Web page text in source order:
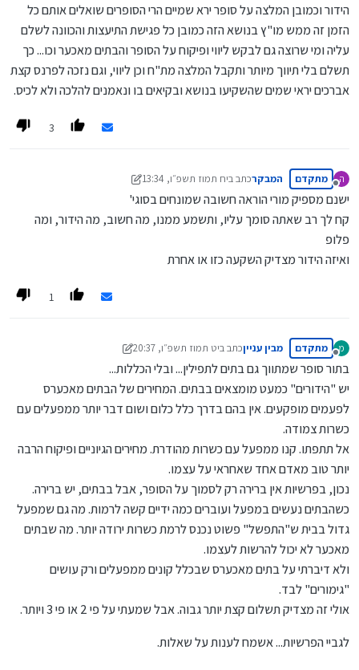
הידור וכמובן המלצה על סופר ירא שמיים הרי הסופרים שואלים אותם כל
הזמן זה ממש מו"ץ בנושא הזה כמובן כל פגישת התיעצות והכוונה לשלם
עליה ומי שרוצה גם לבקש ליווי ופיקוח על הסופר והבתים מאכער וכו... כך
תשלם בלי תיווך מיותר ותקבל המלצה מת"ח וכן ליווי, וגם נזכה לפרנס קצת
אברכים יראי שמים שהשקיעו בנושא ובקיאים בו ונאמנים להלכה ולא לכיס.
3
ה
מנותק
מתקדם המבקרכתב ביח תמוז תשפ״ו, 13:34
נערך לאחרונה על ידי המבקריח אדר תשפ״ו, 13:35
ישנם מספיק מורי הוראה חשובה שמונחים בסוגי'
קח לך רב שאתה סומך עליו, ותשמע ממנו, מה חשוב, מה הידור, ומה
פלופ
ואיזה הידור מצדיק השקעה כזו או אחרת
1
מ
מנותק
מתקדם מבין ענייןכתב ביט תמוז תשפ״ו, 20:37
נערך לאחרונה על ידי מבין עניין
בתור סופר שמתווך גם בתים לתפילין... ובלי הכללות...
יש "הידורים" כמעט מומצאים בבתים. המחירים של הבתים מאכערס
לפעמים מופקעים. אין בהם בדרך כלל כלום ושום דבר יותר ממפעלים עם
כשרות צמודה.
אל תתפתו. קנו ממפעל עם כשרות מהודרת. מחירים הגיוניים ופיקוח הרבה
יותר טוב מאדם אחד שאחראי על עצמו.
נכון, בפרשיות אין ברירה רק לסמוך על הסופר, אבל בבתים, יש ברירה.
כשהבתים נעשים במפעל ועוברים כמה ידיים קשה לרמות. מה גם שמפעל
גדול בבית ש"התפשל" פשוט נכנס לרמת כשרות ירודה יותר. מה שבתים
מאכער לא יכול להרשות לעצמו.
ולא דיברתי על בתים מאכערס שבכלל קונים ממפעלים ורק עושים
"גימורים" לבד.
אולי זה מצדיק תשלום קצת יותר גבוה. אבל שמעתי על פי 2 או פי 3 ויותר.
לגביי הפרשיות... אשמח לענות על שאלות.